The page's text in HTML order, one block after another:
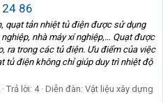
86
quạt tản nhiệt tủ điện được sử dụng
nhà máy xí nghiệp,… Quạt được
ra trong các tủ điện. Ưu điểm của việc
tủ điện không chỉ giúp duy trì nhiệt độ
Trả lời: 4 Diễn đàn: Vật liệu xây dựng